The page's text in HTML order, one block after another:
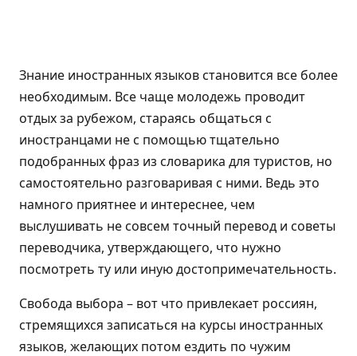
Знание иностранных языков становится все более
необходимым. Все чаще молодежь проводит
отдых за рубежом, стараясь общаться с
иностранцами не с помощью тщательно
подобранных фраз из словарика для туристов, но
самостоятельно разговаривая с ними. Ведь это
намного приятнее и интереснее, чем
выслушивать не совсем точный перевод и советы
переводчика, утверждающего, что нужно
посмотреть ту или иную достопримечательность.
Свобода выбора – вот что привлекает россиян,
стремящихся записаться на курсы иностранных
языков, желающих потом ездить по чужим